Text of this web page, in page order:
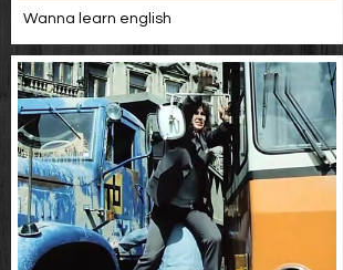
Wanna learn english